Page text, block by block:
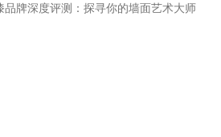
牌深度评测：探寻你的墙面艺术大师